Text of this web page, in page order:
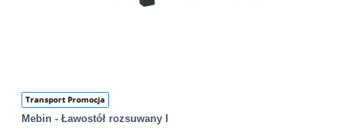
Transport Promocja
Mebin - Ławostół rozsuwany I